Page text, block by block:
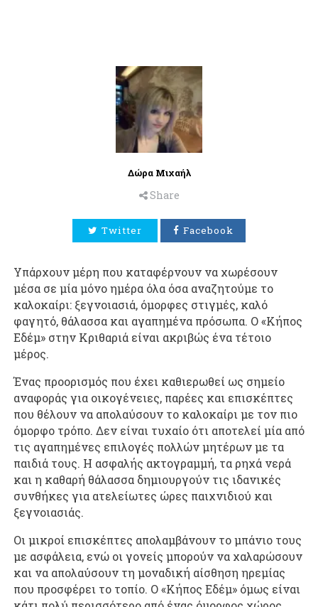
Δώρα Μιχαήλ
Share
Twitter Facebook
Υπάρχουν μέρη που καταφέρνουν να χωρέσουν
μέσα σε μία μόνο ημέρα όλα όσα αναζητούμε το
καλοκαίρι: ξεγνοιασιά, όμορφες στιγμές, καλό
φαγητό, θάλασσα και αγαπημένα πρόσωπα. Ο «Κήπος
Εδέμ» στην Κριθαριά είναι ακριβώς ένα τέτοιο
μέρος.
Ένας προορισμός που έχει καθιερωθεί ως σημείο
αναφοράς για οικογένειες, παρέες και επισκέπτες
που θέλουν να απολαύσουν το καλοκαίρι με τον πιο
όμορφο τρόπο. Δεν είναι τυχαίο ότι αποτελεί μία από
τις αγαπημένες επιλογές πολλών μητέρων με τα
παιδιά τους. Η ασφαλής ακτογραμμή, τα ρηχά νερά
και η καθαρή θάλασσα δημιουργούν τις ιδανικές
συνθήκες για ατελείωτες ώρες παιχνιδιού και
ξεγνοιασιάς.
Οι μικροί επισκέπτες απολαμβάνουν το μπάνιο τους
με ασφάλεια, ενώ οι γονείς μπορούν να χαλαρώσουν
και να απολαύσουν τη μοναδική αίσθηση ηρεμίας
που προσφέρει το τοπίο. Ο «Κήπος Εδέμ» όμως είναι